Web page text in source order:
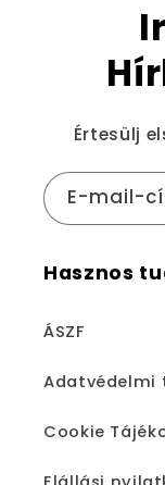
Értesülj
E-mail-
Hasznos
ÁSZF
Adatvédelmi
Cookie